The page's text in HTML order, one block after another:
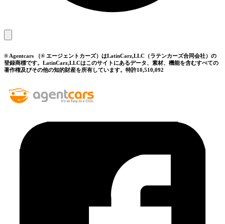
® Agentcars （® エージェントカーズ）はLatinCarz,LLC（ラテンカーズ合同会社）の
登録商標です。LatinCarz,LLCはこのサイトにあるデータ、素材、機能を含むすべての
著作権及びその他の知的財産を所有しています。特許10,510,092